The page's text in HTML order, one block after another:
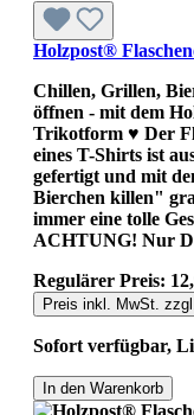
Holzpost®
Chillen, Grillen,
öffnen - mit dem
Trikotform ♥ Der
eines T-Shirts ist
gefertigt und mit
Bierchen killen"
immer eine tolle
ACHTUNG! Nur
Regulärer Preis:
Preis inkl. MwSt.
Sofort verfügbar,
In den Warenkorb